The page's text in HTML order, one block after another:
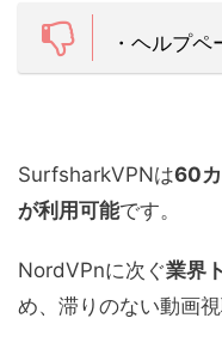
・ヘルプ
SurfsharkVPNは60
が利用可能です。
NordVPnに次ぐ業界
め、滞りのない動画視